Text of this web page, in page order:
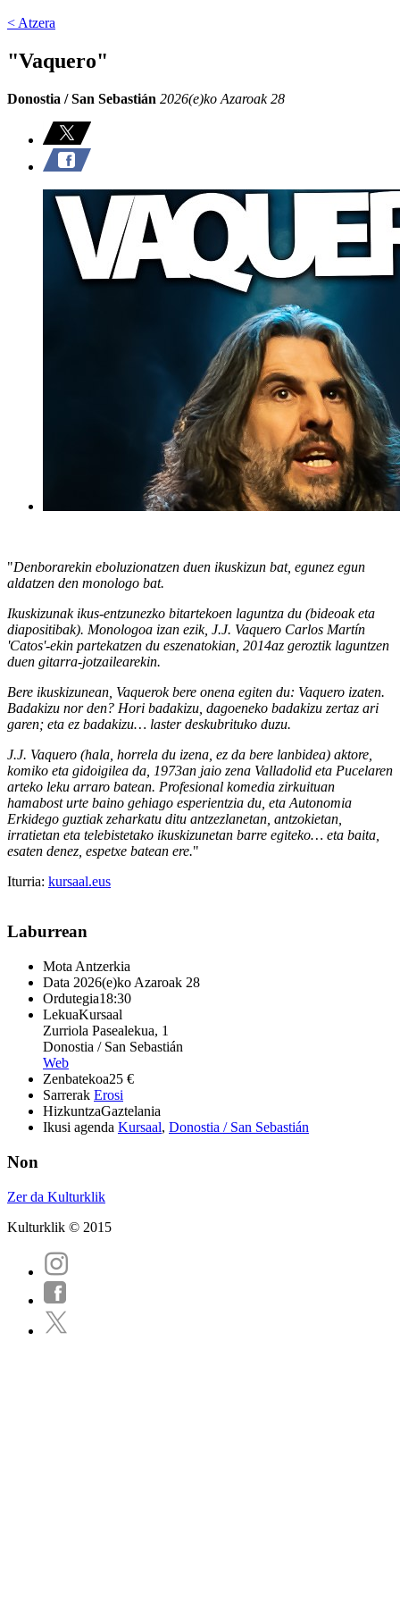
< Atzera
"Vaquero"
Donostia / San Sebastián 2026(e)ko Azaroak 28
"Denborarekin eboluzionatzen duen ikuskizun bat, egunez egun
aldatzen den monologo bat.
Ikuskizunak ikus-entzunezko bitartekoen laguntza du (bideoak eta
diapositibak). Monologoa izan ezik, J.J. Vaquero Carlos Martín
'Catos'-ekin partekatzen du eszenatokian, 2014az geroztik laguntzen
duen gitarra-jotzailearekin.
Bere ikuskizunean, Vaquerok bere onena egiten du: Vaquero izaten.
Badakizu nor den? Hori badakizu, dagoeneko badakizu zertaz ari
garen; eta ez badakizu… laster deskubrituko duzu.
J.J. Vaquero (hala, horrela du izena, ez da bere lanbidea) aktore,
komiko eta gidoigilea da, 1973an jaio zena Valladolid eta Pucelaren
arteko leku arraro batean. Profesional komedia zirkuituan
hamabost urte baino gehiago esperientzia du, eta Autonomia
Erkidego guztiak zeharkatu ditu antzezlanetan, antzokietan,
irratietan eta telebistetako ikuskizunetan barre egiteko… eta baita,
esaten denez, espetxe batean ere."
Iturria: kursaal.eus
Laburrean
Mota Antzerkia
Data 2026(e)ko Azaroak 28
Ordutegia18:30
LekuaKursaal
Zurriola Pasealekua, 1
Donostia / San Sebastián
Web
Zenbatekoa25 €
Sarrerak Erosi
HizkuntzaGaztelania
Ikusi agenda Kursaal, Donostia / San Sebastián
Non
Zer da Kulturklik
Kulturklik © 2015